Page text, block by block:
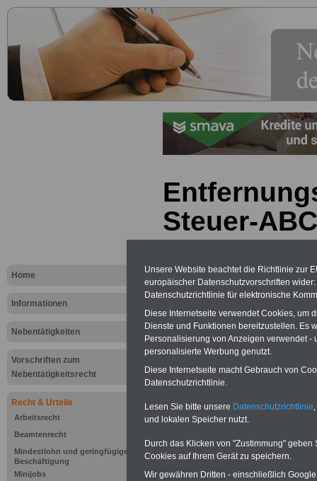
Home
Informationen
Nebentätigkeiten
Vorschriften zum
Nebentätigkeitsrecht
Recht & Urteile
Arbeitsrecht
Beamtenrecht
Mindestlohn und geringfügige
Beschäftigung
Minijobs
Steuer-ABC
inkl.
Der
seit
Jahr
Unsere Website beachtet die Richtlinie zur
europäischer Datenschutzvorschriften
Datenschutzrichtlinie für elektronische
Diese Internetseite verwendet Cookies, um
Dienste und Funktionen bereitzustellen. Es
Personalisierung von Anzeigen verwendet
personalisierte Werbung genutzt.
Diese Internetseite macht Gebrauch von
Datenschutzrichtlinie.
Lesen Sie bitte unsere Datenschutzrichtlinie
und lokalen Speicher nutzt.
Durch das Klicken von "Zustimmung"
Cookies auf Ihrem Gerät zu speichern.
Wir gewähren Dritten - einschließlich